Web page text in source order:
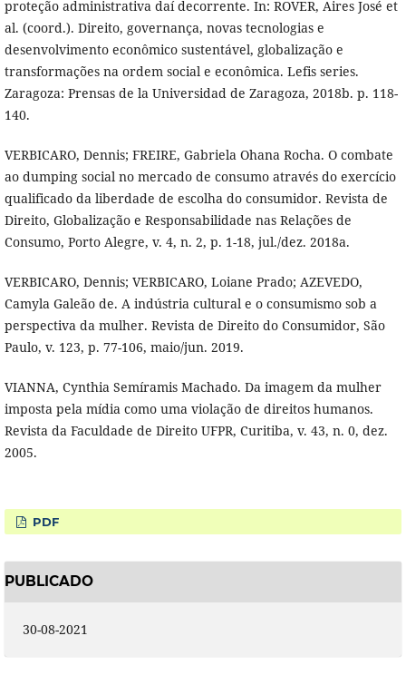
proteção administrativa daí decorrente. In: ROVER, Aires José et
al. (coord.). Direito, governança, novas tecnologias e
desenvolvimento econômico sustentável, globalização e
transformações na ordem social e econômica. Lefis series.
Zaragoza: Prensas de la Universidad de Zaragoza, 2018b. p. 118-
140.
VERBICARO, Dennis; FREIRE, Gabriela Ohana Rocha. O combate
ao dumping social no mercado de consumo através do exercício
qualificado da liberdade de escolha do consumidor. Revista de
Direito, Globalização e Responsabilidade nas Relações de
Consumo, Porto Alegre, v. 4, n. 2, p. 1-18, jul./dez. 2018a.
VERBICARO, Dennis; VERBICARO, Loiane Prado; AZEVEDO,
Camyla Galeão de. A indústria cultural e o consumismo sob a
perspectiva da mulher. Revista de Direito do Consumidor, São
Paulo, v. 123, p. 77-106, maio/jun. 2019.
VIANNA, Cynthia Semíramis Machado. Da imagem da mulher
imposta pela mídia como uma violação de direitos humanos.
Revista da Faculdade de Direito UFPR, Curitiba, v. 43, n. 0, dez.
2005.
PDF
PUBLICADO
30-08-2021